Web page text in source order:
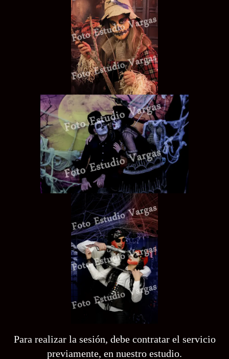
Para realizar la sesión, debe contratar el servicio
previamente, en nuestro estudio.